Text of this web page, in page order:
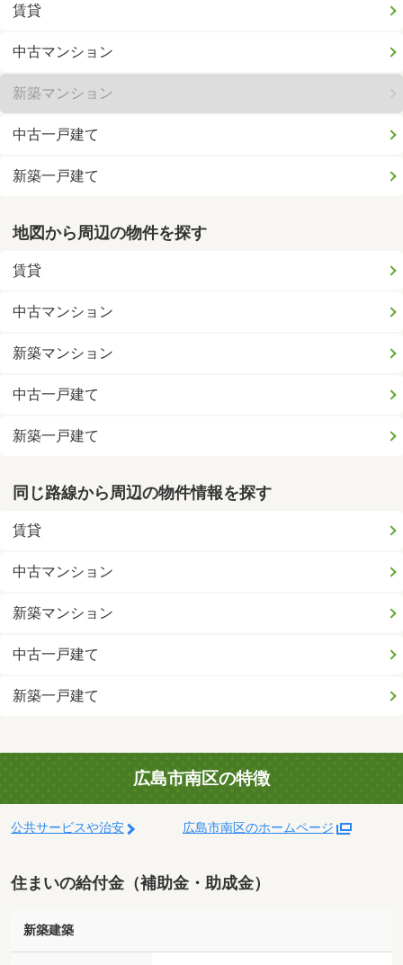
賃貸
中古マンション
新築マンション
中古一戸建て
新築一戸建て
地図から周辺の物件を探す
賃貸
中古マンション
新築マンション
中古一戸建て
新築一戸建て
同じ路線から周辺の物件情報を探す
賃貸
中古マンション
新築マンション
中古一戸建て
新築一戸建て
広島市南区の特徴
公共サービスや治安 広島市南区のホームページ
住まいの給付金（補助金・助成金）
新築建築